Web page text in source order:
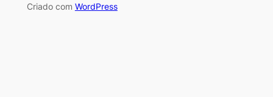
Criado com WordPress